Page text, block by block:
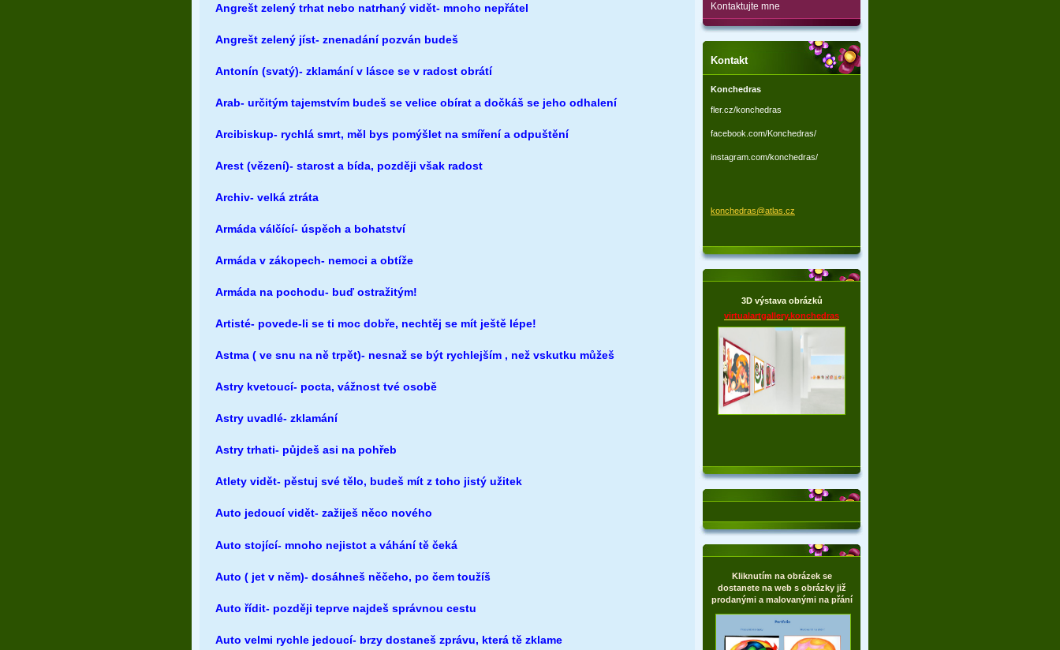
Angrešt zelený trhat nebo natrhaný vidět- mnoho nepřátel
Angrešt zelený jíst- znenadání pozván budeš
Antonín (svatý)- zklamání v lásce se v radost obrátí
Arab- určitým tajemstvím budeš se velice obírat a dočkáš se jeho odhalení
Arcibiskup- rychlá smrt, měl bys pomýšlet na smíření a odpuštění
Arest (vězení)- starost a bída, později však radost
Archiv- velká ztráta
Armáda válčící- úspěch a bohatství
Armáda v zákopech- nemoci a obtíže
Armáda na pochodu- buď ostražitým!
Artisté- povede-li se ti moc dobře, nechtěj se mít ještě lépe!
Astma ( ve snu na ně trpět)- nesnaž se být rychlejším , než vskutku můžeš
Astry kvetoucí- pocta, vážnost tvé osobě
Astry uvadlé- zklamání
Astry trhati- půjdeš asi na pohřeb
Atlety vidět- pěstuj své tělo, budeš mít z toho jistý užitek
Auto jedoucí vidět- zažiješ něco nového
Auto stojící- mnoho nejistot a váhání tě čeká
Auto ( jet v něm)- dosáhneš něčeho, po čem toužíš
Auto řídit- později teprve najdeš správnou cestu
Auto velmi rychle jedoucí- brzy dostaneš zprávu, která tě zklame
Kontaktujte mne
Kontakt
Konchedras
fler.cz/konchedras
facebook.com/Konchedras/
instagram.com/konchedras/
konchedras@atlas .cz
3D výstava obrázků
virtualartgallery.konchedras
Kliknutím na obrázek se
dostanete na web s obrázky již
prodanými a malovanými na přání